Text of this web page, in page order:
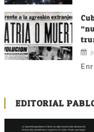
EDITORIAL